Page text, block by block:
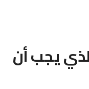
يجب أن